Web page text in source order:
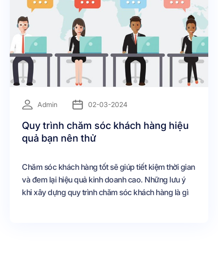
Admin 02-03-2024
Quy trình chăm sóc khách hàng hiệu
quả bạn nên thử
Chăm sóc khách hàng tốt sẽ giúp tiết kiệm thời gian
và đem lại hiệu quả kinh doanh cao. Những lưu ý
khi xây dựng quy trình chăm sóc khách hàng là gì